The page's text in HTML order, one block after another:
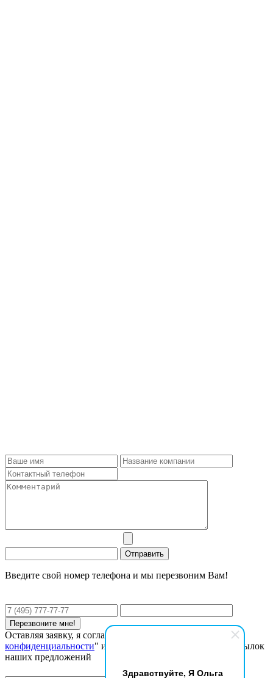
Здравствуйте, Я Ольга
Введите свой номер телефона и мы перезвоним Вам!
Оставляя заявку, я соглашаюсь с "
конфиденциальности" и даю согласие на получение рассылок
наших предложений